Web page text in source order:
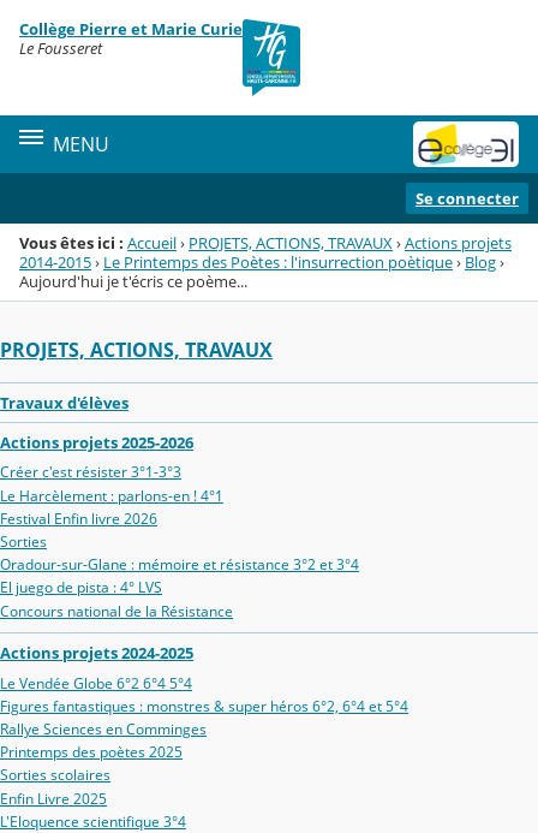
Menu de la rubrique
Contenu
Collège Pierre et Marie Curie
Le Fousseret
MENU
Se connecter
Vous êtes ici : Accueil› PROJETS, ACTIONS, TRAVAUX ›Actions projets
2014-2015› Le Printemps des Poètes : l'insurrection poètique› Blog›
Aujourd'hui je t'écris ce poème...
PROJETS, ACTIONS, TRAVAUX
Travaux d'élèves
Actions projets 2025-2026
Créer c'est résister 3°1-3°3
Le Harcèlement : parlons-en ! 4°1
Festival Enfin livre 2026
Sorties
Oradour‑sur‑Glane : mémoire et résistance 3°2 et 3°4
El juego de pista : 4° LVS
Concours national de la Résistance
Actions projets 2024-2025
Le Vendée Globe 6°2 6°4 5°4
Figures fantastiques : monstres & super héros 6°2, 6°4 et 5°4
Rallye Sciences en Comminges
Printemps des poètes 2025
Sorties scolaires
Enfin Livre 2025
L'Eloquence scientifique 3°4